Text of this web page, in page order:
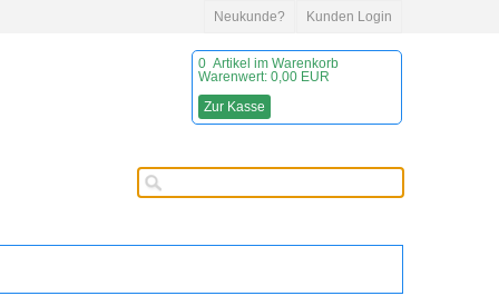
Kunden Login
Neukunde?
0 Artikel im Warenkorb
Warenwert: 0,00 EUR
Zur Kasse